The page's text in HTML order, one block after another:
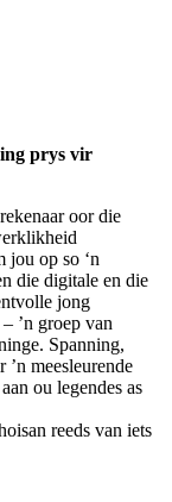
prys vir
oor die
jou op so ‘n
die digitale en die
jong
’n groep van
Spanning,
meesleurende
ou legendes as
reeds van iets